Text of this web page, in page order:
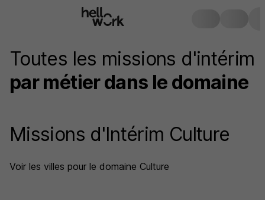
Toutes les missions d'intérim
par métier dans le domaine
Missions d'Intérim Culture
Voir les villes pour le domaine Culture